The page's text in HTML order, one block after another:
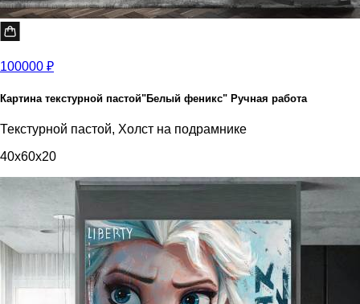
100000 ₽
Картина текстурной пастой"Белый феникс" Ручная работа
Текстурной пастой, Холст на подрамнике
40x60x20